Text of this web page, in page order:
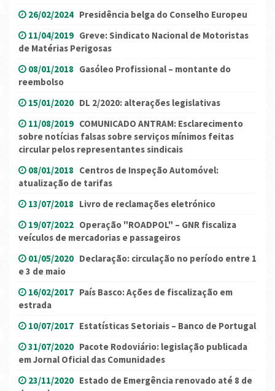
26/02/2024 Presidência belga do Conselho Europeu
11/04/2019 Greve: Sindicato Nacional de Motoristas
de Matérias Perigosas
08/01/2018 Gasóleo Profissional – montante do
reembolso
15/01/2020 DL 2/2020: alterações legislativas
11/08/2019 COMUNICADO ANTRAM: Esclarecimento
sobre notícias falsas sobre serviços mínimos feitas
circular pelos representantes sindicais
08/01/2018 Centros de Inspeção Automóvel:
atualização de tarifas
13/07/2018 Livro de reclamações eletrónico
19/07/2022 Operação "ROADPOL" – GNR fiscaliza
veículos de mercadorias e passageiros
01/05/2020 Declaração: circulação no período entre 1
e 3 de maio
16/02/2017 País Basco: Ações de fiscalização em
estrada
10/07/2017 Estatísticas Setoriais – Banco de Portugal
31/07/2020 Pacote Rodoviário: legislação publicada
em Jornal Oficial das Comunidades
23/11/2020 Estado de Emergência renovado até 8 de